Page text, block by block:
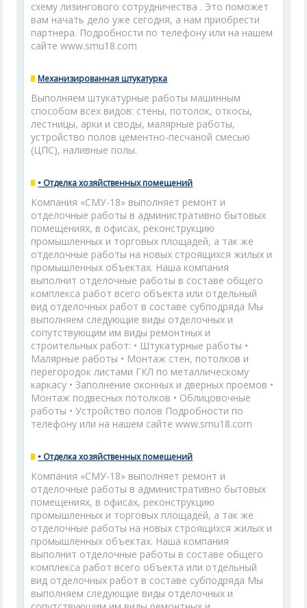
схему лизингового сотрудничества . Это поможет
вам начать дело уже сегодня, а нам приобрести
партнера. Подробности по телефону или на нашем
сайте www.smu18.com
Механизированная штукатурка
Выполняем штукатурные работы машинным
способом всех видов: стены, потолок, откосы,
лестницы, арки и своды, малярные работы,
устройство полов цементно-песчаной смесью
(ЦПС), наливные полы.
• Отделка хозяйственных помещений
Компания «СМУ-18» выполняет ремонт и
отделочные работы в административно бытовых
помещениях, в офисах, реконструкцию
промышленных и торговых площадей, а так же
отделочные работы на новых строящихся жилых и
промышленных объектах. Наша компания
выполнит отделочные работы в составе общего
комплекса работ всего объекта или отдельный
вид отделочных работ в составе субподряда Мы
выполняем следующие виды отделочных и
сопутствующим им виды ремонтных и
строительных работ: • Штукатурные работы •
Малярные работы • Монтаж стен, потолков и
перегородок листами ГКЛ по металлическому
каркасу • Заполнение оконных и дверных проемов •
Монтаж подвесных потолков • Облицовочные
работы • Устройство полов Подробности по
телефону или на нашем сайте www.smu18.com
• Отделка хозяйственных помещений
Компания «СМУ-18» выполняет ремонт и
отделочные работы в административно бытовых
помещениях, в офисах, реконструкцию
промышленных и торговых площадей, а так же
отделочные работы на новых строящихся жилых и
промышленных объектах. Наша компания
выполнит отделочные работы в составе общего
комплекса работ всего объекта или отдельный
вид отделочных работ в составе субподряда Мы
выполняем следующие виды отделочных и